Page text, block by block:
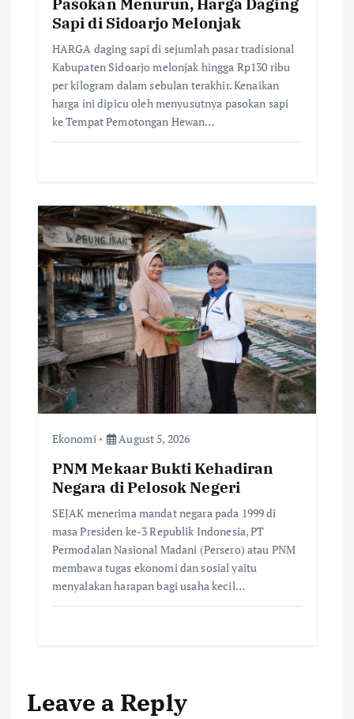
Sapi di Sidoarjo Melonjak
HARGA daging sapi di sejumlah pasar tradisional
Kabupaten Sidoarjo melonjak hingga Rp130 ribu
per kilogram dalam sebulan terakhir. Kenaikan
harga ini dipicu oleh menyusutnya pasokan sapi
ke Tempat Pemotongan Hewan…
Ekonomi August 5, 2026
PNM Mekaar Bukti Kehadiran
Negara di Pelosok Negeri
SEJAK menerima mandat negara pada 1999 di
masa Presiden ke-3 Republik Indonesia, PT
Permodalan Nasional Madani (Persero) atau PNM
membawa tugas ekonomi dan sosial yaitu
menyalakan harapan bagi usaha kecil…
Leave a Reply